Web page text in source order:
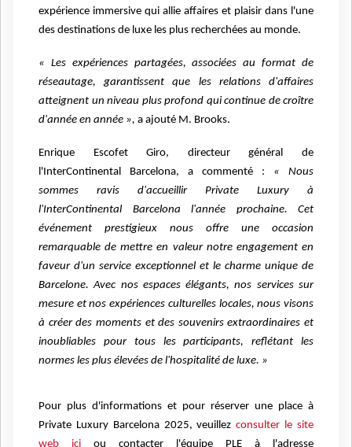
expérience immersive qui allie affaires et plaisir dans l'une
des destinations de luxe les plus recherchées au monde.
« Les expériences partagées, associées au format de
réseautage, garantissent que les relations d'affaires
atteignent un niveau plus profond qui continue de croître
d'année en année », a ajouté M. Brooks.
Enrique Escofet Giro, directeur général de
l'InterContinental Barcelona, a commenté : « Nous
sommes ravis d'accueillir Private Luxury à
l'InterContinental Barcelona l'année prochaine. Cet
événement prestigieux nous offre une occasion
remarquable de mettre en valeur notre engagement en
faveur d'un service exceptionnel et le charme unique de
Barcelone. Avec nos espaces élégants, nos services sur
mesure et nos expériences culturelles locales, nous visons
à créer des moments et des souvenirs extraordinaires et
inoubliables pour tous les participants, reflétant les
normes les plus élevées de l'hospitalité de luxe. »
Pour plus d'informations et pour réserver une place à
Private Luxury Barcelona 2025, veuillezconsulter le site
web ici ou contacter l'équipe PLE à l'adresse